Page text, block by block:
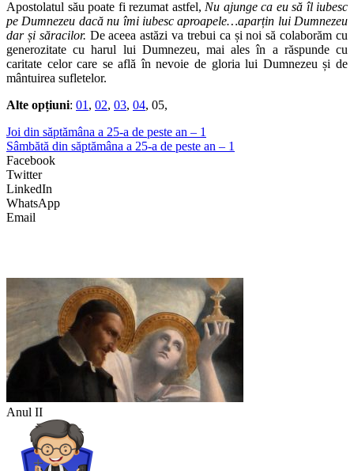
Apostolatul său poate fi rezumat astfel, Nu ajunge ca eu să îl iubesc
pe Dumnezeu dacă nu îmi iubesc aproapele…aparțin lui Dumnezeu
dar și săracilor. De aceea astăzi va trebui ca și noi să colaborăm cu
generozitate cu harul lui Dumnezeu, mai ales în a răspunde cu
caritate celor care se află în nevoie de gloria lui Dumnezeu și de
mântuirea sufletelor.
Alte opțiuni: 01 , 02, 03, 04, 05,
Joi din săptămâna a 25-a de peste an – 1
Sâmbătă din săptămâna a 25-a de peste an – 1
Facebook
Twitter
LinkedIn
WhatsApp
Email
Anul II